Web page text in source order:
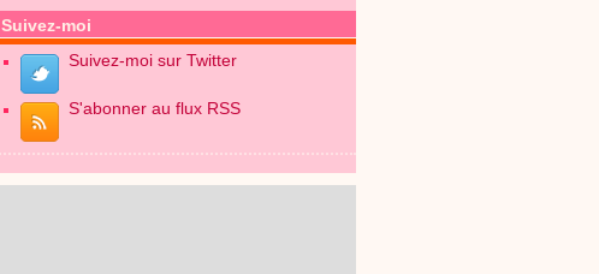
Suivez-moi
Suivez-moi sur Twitter
S'abonner au flux RSS